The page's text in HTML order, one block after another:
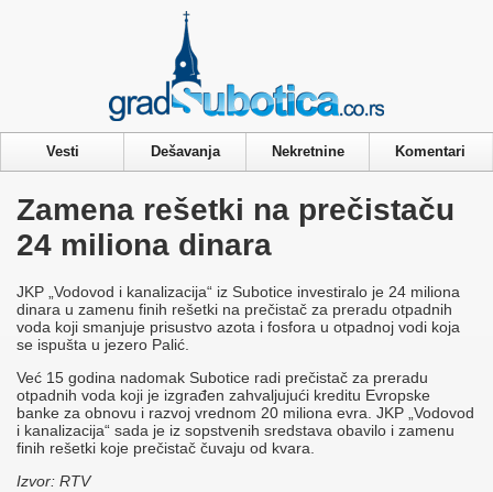
Vesti Dešavanja Nekretnine Komentari
Zamena rešetki na prečistaču
24 miliona dinara
JKP „Vodovod i kanalizacija“ iz Subotice investiralo je 24 miliona
dinara u zamenu finih rešetki na prečistač za preradu otpadnih
voda koji smanjuje prisustvo azota i fosfora u otpadnoj vodi koja
se ispušta u jezero Palić.
Već 15 godina nadomak Subotice radi prečistač za preradu
otpadnih voda koji je izgrađen zahvaljujući kreditu Evropske
banke za obnovu i razvoj vrednom 20 miliona evra. JKP „Vodovod
i kanalizacija“ sada je iz sopstvenih sredstava obavilo i zamenu
finih rešetki koje prečistač čuvaju od kvara.
Izvor: RTV
Privacy & Cookies Policy